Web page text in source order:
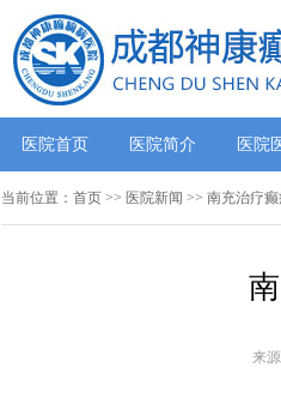
医院首页 医院简介 医院
当前位置： 首页 >> 医院新闻 >> 南充治疗
来